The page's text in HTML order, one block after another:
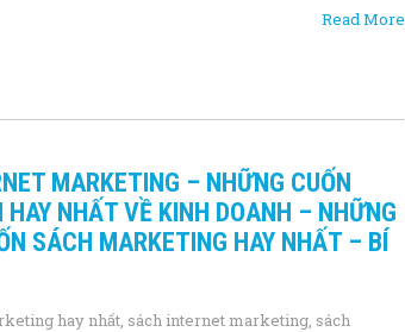
Read More
MARKETING – NHỮNG CUỐN
NHẤT VỀ KINH DOANH – NHỮNG
SÁCH MARKETING HAY NHẤT – BÍ
hay nhất sách internet marketing sách